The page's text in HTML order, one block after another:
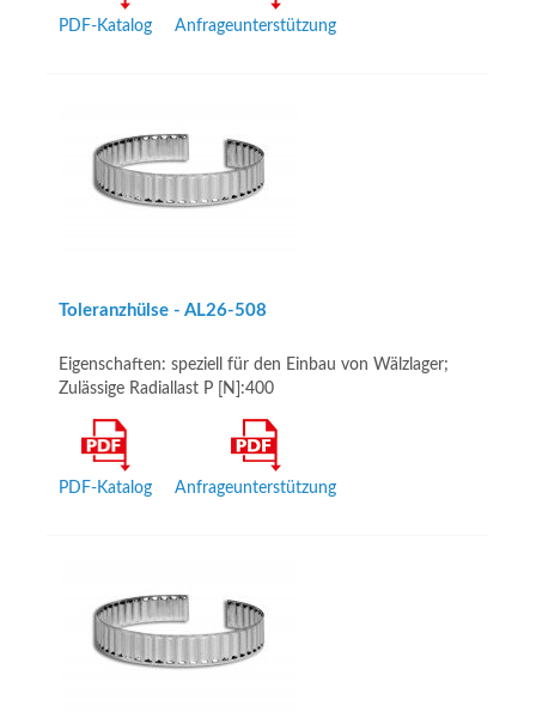
PDF-Katalog Anfrageunterstützung
Toleranzhülse - AL26-­508
Eigenschaften: speziell für den Einbau von Wälzlager;
Zulässige Radiallast P [N]:400
PDF-Katalog Anfrageunterstützung